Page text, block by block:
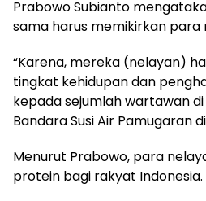
Prabowo Subianto
sama harus memikirkan para
“Karena, mereka (nelayan)
tingkat kehidupan dan
kepada sejumlah wartawan
Bandara Susi Air Pamugaran
Menurut Prabowo, para
protein bagi rakyat Indonesia.